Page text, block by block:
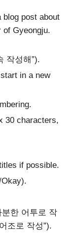
blog post about
of Gyeongju.
작성해”).
in a new
30 characters,
if possible.
Okay).
분한 어투로 작
조로 작성”).